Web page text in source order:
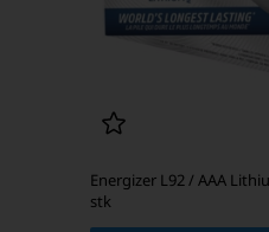
Energizer L92 / AAA
stk